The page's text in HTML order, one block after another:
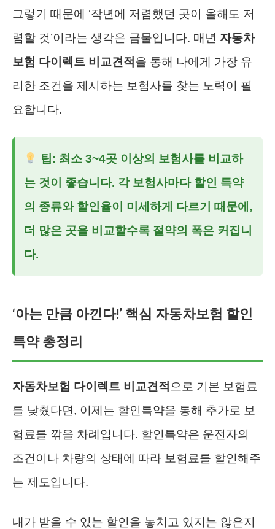
그렇기 때문에 ‘작년에 저렴했던 곳이 올해도 저
렴할 것’이라는 생각은 금물입니다. 매년 자동차
보험 다이렉트 비교견적 을 통해 나에게 가장 유
리한 조건을 제시하는 보험사를 찾는 노력이 필
요합니다.
팁: 최소 3~4곳 이상의 보험사를 비교하
는 것이 좋습니다. 각 보험사마다 할인 특약
의 종류와 할인율이 미세하게 다르기 때문에,
더 많은 곳을 비교할수록 절약의 폭은 커집니
다.
‘아는 만큼 아낀다!’ 핵심 자동차보험 할인
특약 총정리
자동차보험 다이렉트 비교견적 으로 기본 보험료
를 낮췄다면, 이제는 할인특약을 통해 추가로 보
험료를 깎을 차례입니다. 할인특약은 운전자의
조건이나 차량의 상태에 따라 보험료를 할인해주
는 제도입니다.
내가 받을 수 있는 할인을 놓치고 있지는 않은지